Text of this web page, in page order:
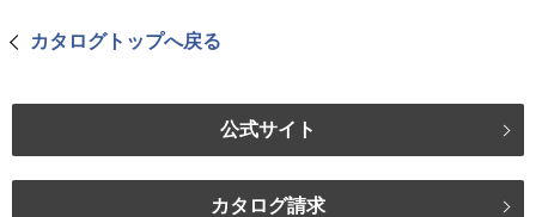
カタログトップへ戻る
公式サイト
カタログ請求